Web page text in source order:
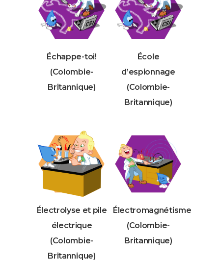
Échappe-toi!
(Colombie-
Britannique)
École
d’espionnage
(Colombie-
Britannique)
Électrolyse et pile
électrique
(Colombie-
Britannique)
Électromagnétisme
(Colombie-
Britannique)